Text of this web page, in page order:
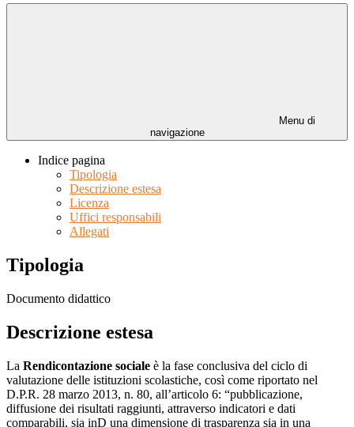
Menu di
navigazione
Indice pagina
Tipologia
Descrizione estesa
Licenza
Uffici responsabili
Allegati
Tipologia
Documento didattico
Descrizione estesa
La Rendicontazione sociale è la fase conclusiva del ciclo di
valutazione delle istituzioni scolastiche, così come riportato nel
D.P.R. 28 marzo 2013, n. 80, all’articolo 6: “pubblicazione,
diffusione dei risultati raggiunti, attraverso indicatori e dati
comparabili, sia inD una dimensione di trasparenza sia in una